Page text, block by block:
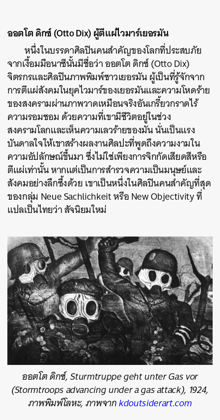
ออตโต ดิกซ์ (Otto Dix) ผู้ตีแผ่ไวมาร์เยอรมัน
หนึ่งในบรรดาศิลปินคนสำคัญของโลกที่ประสบภัย
จากเงื้อมมือนาซีนั้นมีชื่อว่า ออตโต ดิกซ์ (Otto Dix)
จิตรกรและศิลปินภาพพิมพ์ชาวเยอรมัน ผู้เป็นที่รู้จักจาก
การตีแผ่สังคมในยุคไวมาร์ของเยอรมันและความโหดร้าย
ของสงครามผ่านภาพวาดเหมือนจริงอันเกรี้ยวกราดไร้
ความรอมชอม ด้วยความที่เขามีชีวิตอยู่ในช่วง
สงครามโลกและเห็นความเลวร้ายของมัน นั่นเป็นแรง
บันดาลใจให้เขาสร้างผลงานศิลปะที่พูดถึงความงามใน
ความอัปลักษณ์ขึ้นมา ซึ่งไม่ใช่เพียงการจิกกัดเสียดสีหรือ
ตีแผ่เท่านั้น หากแต่เป็นการสำรวจความเป็นมนุษย์และ
สังคมอย่างลึกซึ้งด้วย เขาเป็นหนึ่งในศิลปินคนสำคัญที่สุด
ของกลุ่ม Neue Sachlichkeit หรือ New Objectivity ที่
แปลเป็นไทยว่า สัจนิยมใหม่
ออตโต ดิกซ์, Sturmtruppe geht unter Gas vor
(Stormtroops advancing under a gas attack), 1924,
ภาพพิมพ์โลหะ, ภาพจากkdoutsiderart.com